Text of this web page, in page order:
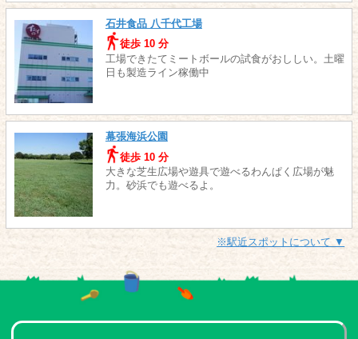
石井食品 八千代工場
徒歩 10 分
工場できたてミートボールの試食がおししい。土曜
日も製造ライン稼働中
幕張海浜公園
徒歩 10 分
大きな芝生広場や遊具で遊べるわんぱく広場が魅
力。砂浜でも遊べるよ。
※駅近スポットについて ▼